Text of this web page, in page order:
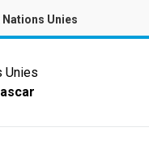
Nations Unies
Unies